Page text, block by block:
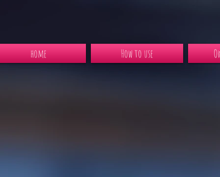
home How to use